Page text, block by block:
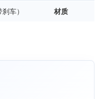
车） 材质